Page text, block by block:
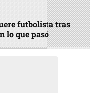
futbolista tras
lo que pasó